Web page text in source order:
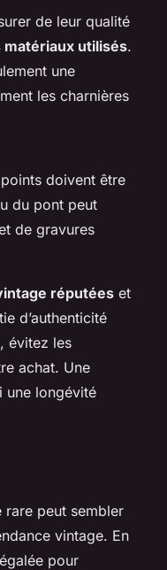
de leur qualité
matériaux utilisés.
une
les charnières
doivent être
du pont peut
de gravures
réputées et
d’authenticité
évitez les
achat. Une
une longévité
peut sembler
vintage. En
pour